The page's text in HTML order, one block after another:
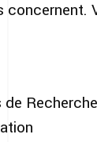
concernent.